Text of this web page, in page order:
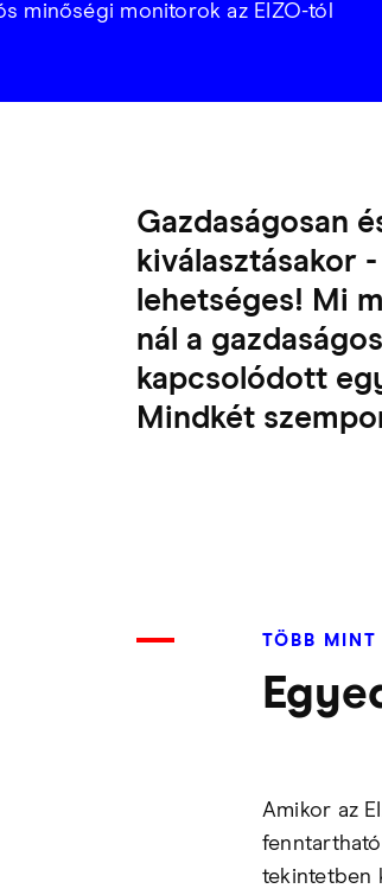
minőségi monitorok az EIZO-tól
Gazdaságosan
kiválasztásakor
lehetséges! Mi
nál a
kapcsolódott
Mindkét
TÖBB MINT
Amikor az
tekintetben